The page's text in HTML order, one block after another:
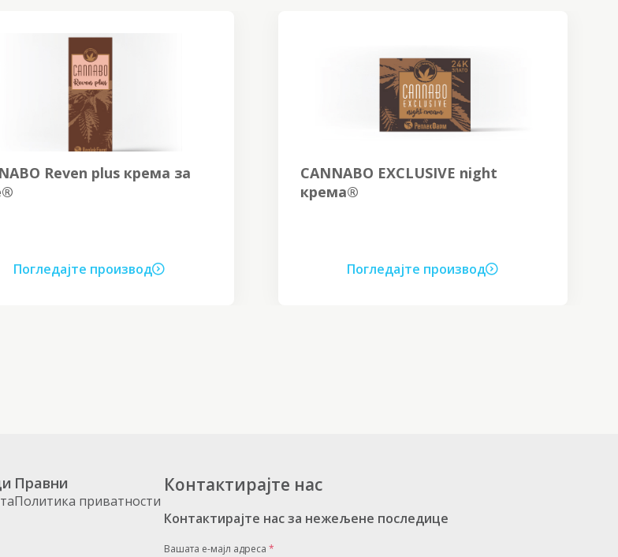
Reven plus крема за
Погледајте производ
CANNABO EXCLUSIVE night
крема®
Погледајте производ
Правни
Политика приватности
Контактирајте нас
Контактирајте нас за нежељене последице
Вашата е-мајл адреса *